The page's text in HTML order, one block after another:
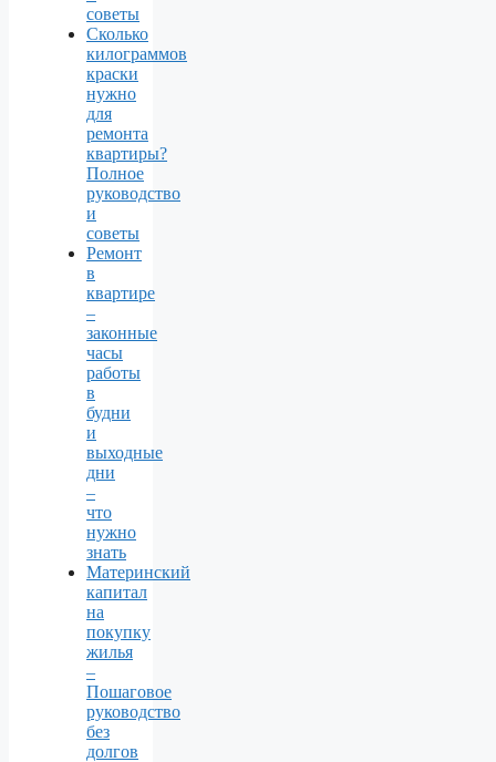
советы
Сколько
килограммов
краски
нужно
для
ремонта
квартиры?
Полное
руководство
и
советы
Ремонт
в
квартире
–
законные
часы
работы
в
будни
и
выходные
дни
–
что
нужно
знать
Материнский
капитал
на
покупку
жилья
–
Пошаговое
руководство
без
долгов